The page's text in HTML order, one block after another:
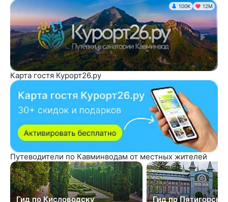
100K 12М
Карта гостя Курорт26.ру
Путеводители по Кавминводам от местных жителей
Гид по Кисловодску Гид по Пятигорску